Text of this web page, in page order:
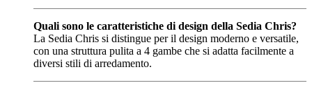
Quali sono le caratteristiche di design della Sedia Chris?
La Sedia Chris si distingue per il design moderno e versatile,
con una struttura pulita a 4 gambe che si adatta facilmente a
diversi stili di arredamento.